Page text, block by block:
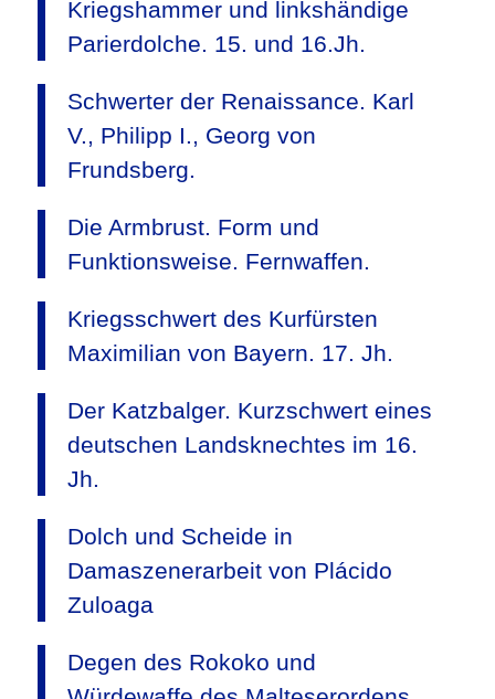
Kriegshammer und linkshändige
Parierdolche. 15. und 16.Jh.
Schwerter der Renaissance. Karl
V., Philipp I., Georg von
Frundsberg.
Die Armbrust. Form und
Funktionsweise. Fernwaffen.
Kriegsschwert des Kurfürsten
Maximilian von Bayern. 17. Jh.
Der Katzbalger. Kurzschwert eines
deutschen Landsknechtes im 16.
Jh.
Dolch und Scheide in
Damaszenerarbeit von Plácido
Zuloaga
Degen des Rokoko und